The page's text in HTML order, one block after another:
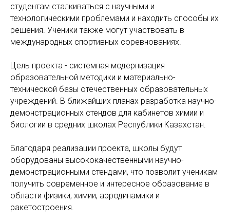
студентам сталкиваться с научными и
технологическими проблемами и находить способы их
решения. Ученики также могут участвовать в
международных спортивных соревнованиях.
Цель проекта - системная модернизация
образовательной методики и материально-
технической базы отечественных образовательных
учреждений. В ближайших планах разработка научно-
демонстрационных стендов для кабинетов химии и
биологии в средних школах Республики Казахстан.
Благодаря реализации проекта, школы будут
оборудованы высококачественными научно-
демонстрационными стендами, что позволит ученикам
получить современное и интересное образование в
области физики, химии, аэродинамики и
ракетостроения.